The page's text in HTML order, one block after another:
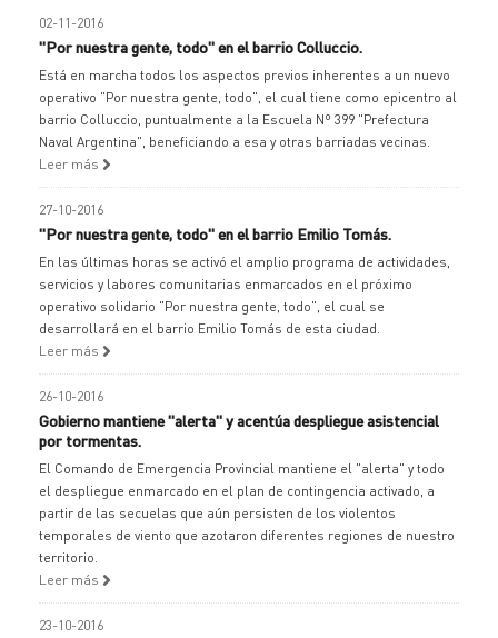
02-11-2016
"Por nuestra gente, todo" en el barrio Colluccio.
Está en marcha todos los aspectos previos inherentes a un nuevo
operativo "Por nuestra gente, todo", el cual tiene como epicentro al
barrio Colluccio, puntualmente a la Escuela Nº 399 "Prefectura
Naval Argentina", beneficiando a esa y otras barriadas vecinas.
Leer más
27-10-2016
"Por nuestra gente, todo" en el barrio Emilio Tomás.
En las últimas horas se activó el amplio programa de actividades,
servicios y labores comunitarias enmarcados en el próximo
operativo solidario "Por nuestra gente, todo", el cual se
desarrollará en el barrio Emilio Tomás de esta ciudad.
Leer más
26-10-2016
Gobierno mantiene "alerta" y acentúa despliegue asistencial
por tormentas.
El Comando de Emergencia Provincial mantiene el "alerta" y todo
el despliegue enmarcado en el plan de contingencia activado, a
partir de las secuelas que aún persisten de los violentos
temporales de viento que azotaron diferentes regiones de nuestro
territorio.
Leer más
23-10-2016